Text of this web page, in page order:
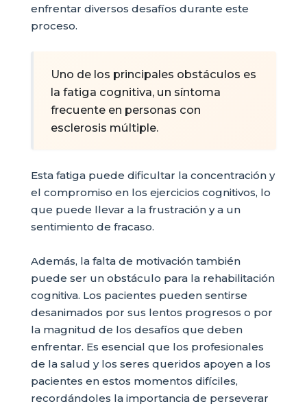
enfrentar diversos desafíos durante este
proceso.
Uno de los principales obstáculos es
la fatiga cognitiva, un síntoma
frecuente en personas con
esclerosis múltiple.
Esta fatiga puede dificultar la concentración y
el compromiso en los ejercicios cognitivos, lo
que puede llevar a la frustración y a un
sentimiento de fracaso.
Además, la falta de motivación también
puede ser un obstáculo para la rehabilitación
cognitiva. Los pacientes pueden sentirse
desanimados por sus lentos progresos o por
la magnitud de los desafíos que deben
enfrentar. Es esencial que los profesionales
de la salud y los seres queridos apoyen a los
pacientes en estos momentos difíciles,
recordándoles la importancia de perseverar